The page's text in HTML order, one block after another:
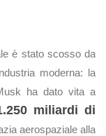
è stato scosso da
moderna: la
ha dato vita a
miliardi di
aerospaziale alla